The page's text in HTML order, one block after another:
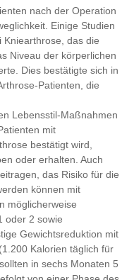
nach der Operation
Einige Studien
das die
Niveau der körperlichen
Dies bestätigte sich in
Patienten, die
Lebensstil-Maßnahmen
mit
bestätigt wird,
oder erhalten. Auch
das Risiko für die
können mit
möglicherweise
oder 2 sowie
Gewichtsreduktion mit
Kalorien täglich für
in sechs Monaten 5